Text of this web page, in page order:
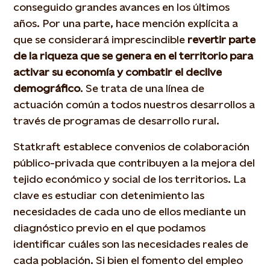
conseguido grandes avances en los últimos
años. Por una parte, hace mención explícita a
que se considerará imprescindible revertir parte
de la riqueza que se genera en el territorio para
activar su economía y combatir el declive
demográfico. Se trata de una línea de
actuación común a todos nuestros desarrollos a
través de programas de desarrollo rural.
Statkraft establece convenios de colaboración
público-privada que contribuyen a la mejora del
tejido económico y social de los territorios. La
clave es estudiar con detenimiento las
necesidades de cada uno de ellos mediante un
diagnóstico previo en el que podamos
identificar cuáles son las necesidades reales de
cada población. Si bien el fomento del empleo